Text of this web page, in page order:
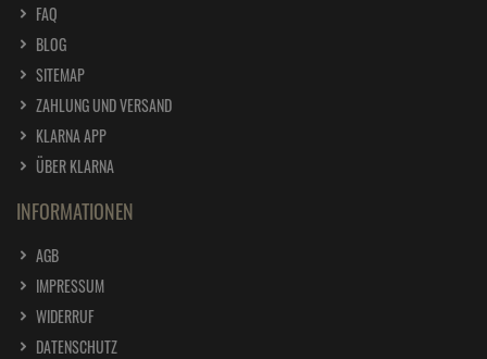
FAQ
BLOG
SITEMAP
ZAHLUNG UND VERSAND
KLARNA APP
ÜBER KLARNA
INFORMATIONEN
AGB
IMPRESSUM
WIDERRUF
DATENSCHUTZ